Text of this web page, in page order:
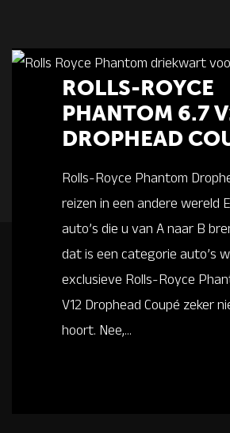
ROLLS-ROYCE
PHANTOM 6.7
DROPHEAD
Rolls-Royce Phantom
reizen in een andere wereld
auto’s die u van A naar B
dat is een categorie auto’s
exclusieve Rolls-Royce
V12 Drophead Coupé zeker
hoort. Nee,...